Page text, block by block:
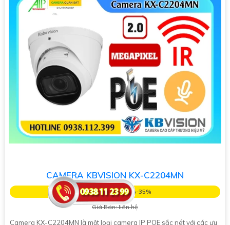
CAMERA KBVISION KX-C2204MN
Giá Khuyến Mại: 5%-35%
Giá Bán: liên hệ
Camera KX-C2204MN là một loại camera IP POE sắc nét với các ưu